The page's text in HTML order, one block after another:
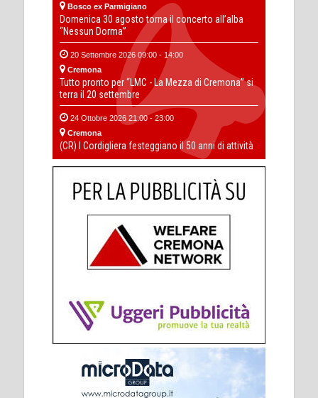
Bosco ex Parmigiano
Domenica 30 agosto torna il concerto all’alba
“Nessun Dorma”
20 Settembre 2026 09:00 - 14:00
Cremona
Tutto pronto per “LMC - La Mezza di Cremona” si
terra il 20 settembre
24 Ottobre 2026 21:00 - 23:00
Cremona
(CR) I Cordigliera festeggiano il 50 anni di attività